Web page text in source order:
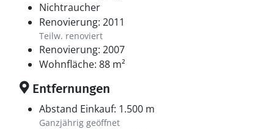
Nichtraucher
Renovierung: 2011
Teilw. renoviert
Renovierung: 2007
Wohnfläche: 88 m²
Entfernungen
Abstand Einkauf: 1.500 m
Ganzjährig geöffnet